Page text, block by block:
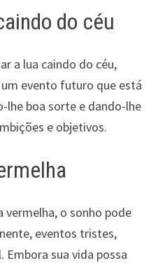
do céu
a lua caindo do céu,
evento futuro que está
lhe boa sorte e dando-lhe
e objetivos.
vermelha, o sonho pode
eventos tristes,
sua vida possa